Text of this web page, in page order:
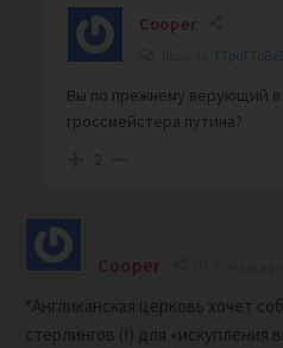
Cooper
Вы по прежнему верующий в
гроссмейстера путина?
2
Cooper
“Англиканская церковь хочет
стерлингов (!) для «искупления